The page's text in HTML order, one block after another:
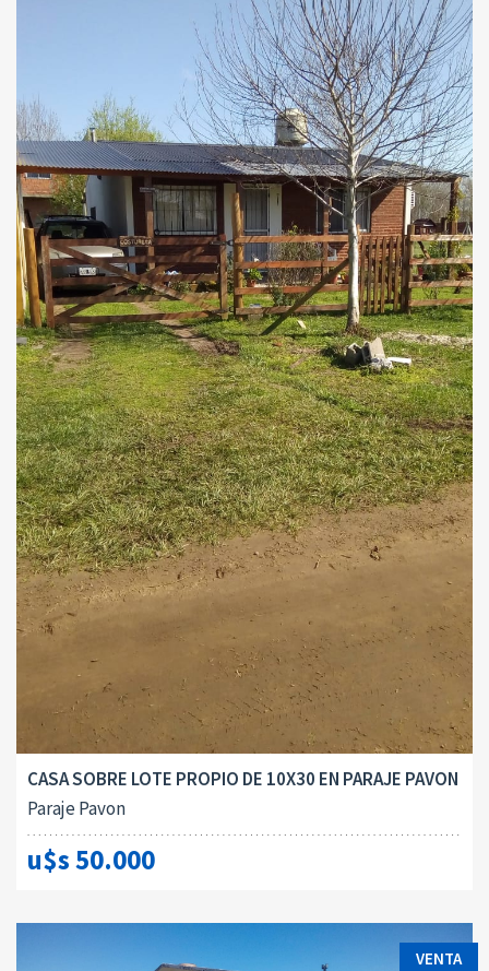
CASA SOBRE LOTE PROPIO DE 10X30 EN PARAJE PAVON
Paraje Pavon
u$s 50.000
VENTA